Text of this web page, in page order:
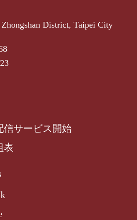
District, Taipei City
信サービス開始
表